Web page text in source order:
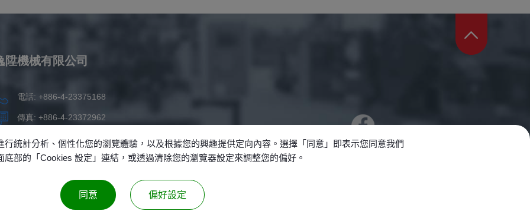
陞機械有限公司
電話: +886-4-23375168
傳真: +886-4-23372962
info@ysm.com.tw
台灣 台中市烏日區五光路189巷138號
統計分析、個性化您的瀏覽體驗，以及根據您的興趣提供定向內容。選擇「同意」即表示您同意我們
部的「Cookies 設定」連結，或透過清除您的瀏覽器設定來調整您的偏好。
同意 偏好設定